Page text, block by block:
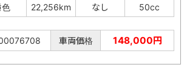
色 22,256km なし 50cc
車両価格 148,000円